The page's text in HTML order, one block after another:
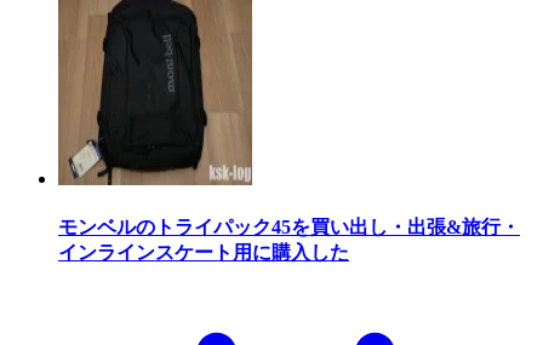
モンベルのトライパック45を買い出し・出張&旅行・
インラインスケート用に購入した